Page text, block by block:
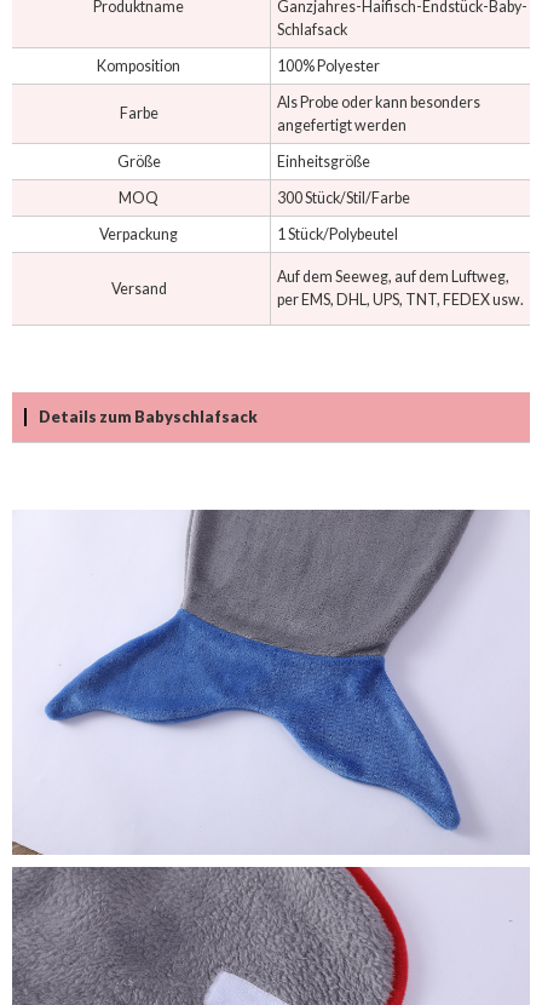
Produktname
Ganzjahres-Haifisch-Endstück-Baby-
Schlafsack
Komposition
100% Polyester
Farbe
Als Probe oder kann besonders
angefertigt werden
Größe
Einheitsgröße
MOQ
300 Stück/Stil/Farbe
Verpackung
1 Stück/Polybeutel
Versand
Auf dem Seeweg, auf dem Luftweg,
per EMS, DHL, UPS, TNT, FEDEX usw.
Details zum Babyschlafsack